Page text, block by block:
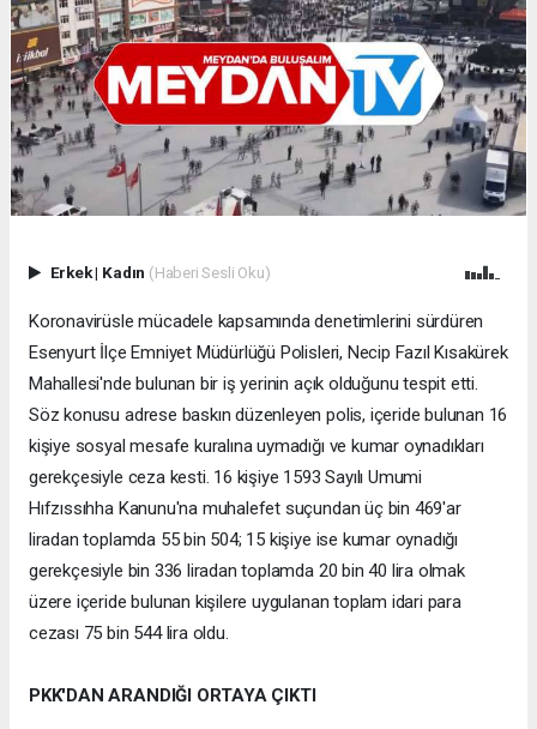
Erkek| Kadın (Haberi Sesli Oku)
Koronavirüsle mücadele kapsamında denetimlerini sürdüren
Esenyurt İlçe Emniyet Müdürlüğü Polisleri, Necip Fazıl Kısakürek
Mahallesi'nde bulunan bir iş yerinin açık olduğunu tespit etti.
Söz konusu adrese baskın düzenleyen polis, içeride bulunan 16
kişiye sosyal mesafe kuralına uymadığı ve kumar oynadıkları
gerekçesiyle ceza kesti. 16 kişiye 1593 Sayılı Umumi
Hıfzıssıhha Kanunu'na muhalefet suçundan üç bin 469'ar
liradan toplamda 55 bin 504; 15 kişiye ise kumar oynadığı
gerekçesiyle bin 336 liradan toplamda 20 bin 40 lira olmak
üzere içeride bulunan kişilere uygulanan toplam idari para
cezası 75 bin 544 lira oldu.
PKK'DAN ARANDIĞI ORTAYA ÇIKTI